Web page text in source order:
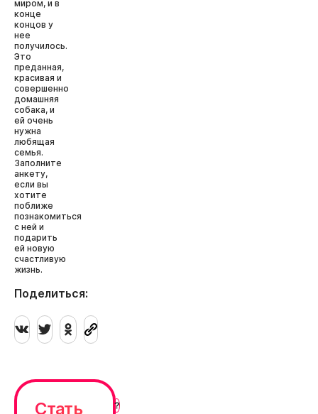
миром, и в
конце
концов у
нее
получилось.
Это
преданная,
красивая и
совершенно
домашняя
собака, и
ей очень
нужна
любящая
семья.
Заполните
анкету,
если вы
хотите
поближе
познакомиться
с ней и
подарить
ей новую
счастливую
жизнь.
Поделиться:
Стать